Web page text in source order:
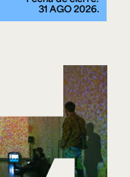
31 AGO 2026.